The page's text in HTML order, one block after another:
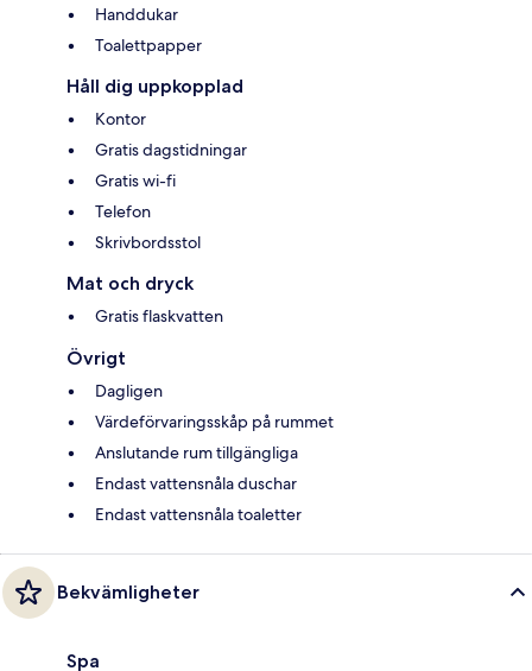
Handdukar
Toalettpapper
Håll dig uppkopplad
Kontor
Gratis dagstidningar
Gratis wi-fi
Telefon
Skrivbordsstol
Mat och dryck
Gratis flaskvatten
Övrigt
Dagligen
Värdeförvaringsskåp på rummet
Anslutande rum tillgängliga
Endast vattensnåla duschar
Endast vattensnåla toaletter
Bekvämligheter
Spa